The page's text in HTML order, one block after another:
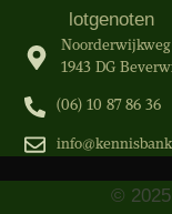
lotgenoten
Noorderwijkweg
1943 DG
(06) 10 87 86 36‬
©